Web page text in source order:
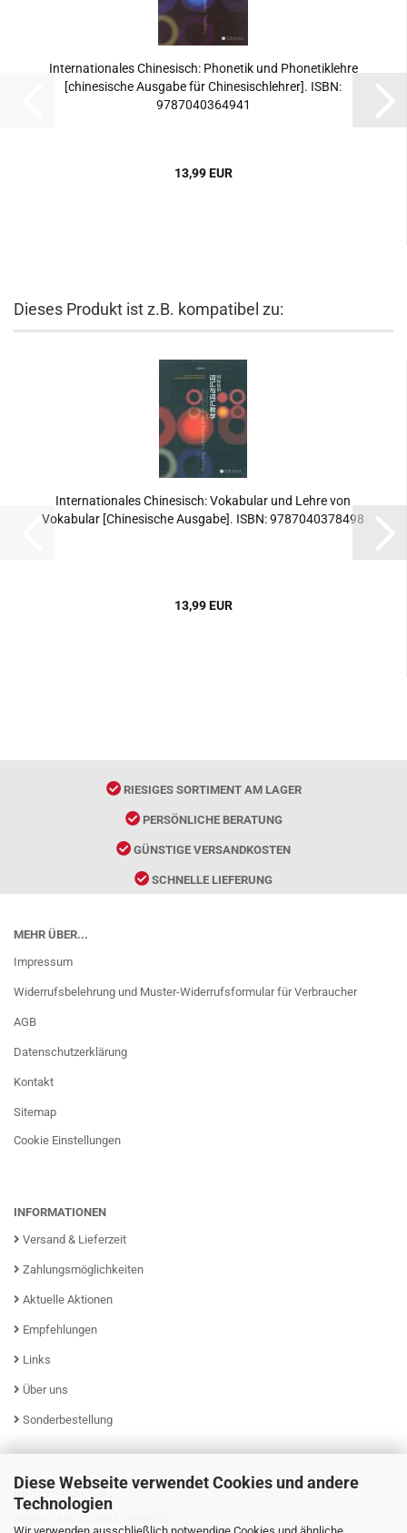
Diese Webseite verwendet Cookies und andere
Technologien
Internationales Chinesisch: Phonetik und Phonetiklehre
[chinesische Ausgabe für Chinesischlehrer]. ISBN:
9787040364941
13,99 EUR
Dieses Produkt ist z.B. kompatibel zu:
Internationales Chinesisch: Vokabular und Lehre von
Vokabular [Chinesische Ausgabe]. ISBN: 9787040378498
13,99 EUR
RIESIGES SORTIMENT AM LAGER
PERSÖNLICHE BERATUNG
GÜNSTIGE VERSANDKOSTEN
SCHNELLE LIEFERUNG
MEHR ÜBER...
Impressum
Widerrufsbelehrung und Muster-Widerrufsformular für Verbraucher
AGB
Datenschutzerklärung
Kontakt
Sitemap
Cookie Einstellungen
INFORMATIONEN
Versand & Lieferzeit
Zahlungsmöglichkeiten
Aktuelle Aktionen
Empfehlungen
Links
Über uns
Sonderbestellung
KUNDENSERVICE